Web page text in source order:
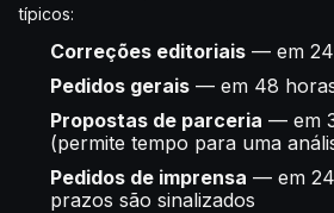
típicos:
Correções editoriais — em
Pedidos gerais — em 48
Propostas de parceria — em
(permite tempo para uma
Pedidos de imprensa — em
prazos são sinalizados